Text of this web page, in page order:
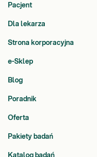
Pacjent
Dla lekarza
Strona korporacyjna
e-Sklep
Blog
Poradnik
Oferta
Pakiety badań
Katalog badań